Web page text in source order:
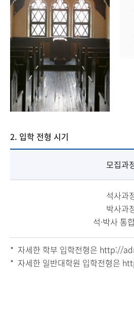
2. 입학 전형 시기
모집과
석사과
박사과
석·박사 통
자세한 학부 입학전형은 http://
자세한 일반대학원 입학전형은